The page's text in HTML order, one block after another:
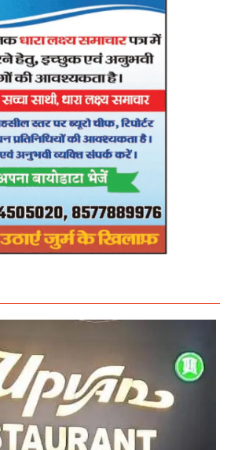
अप्रैल
फाइनल
शेड्यूल
तलब।